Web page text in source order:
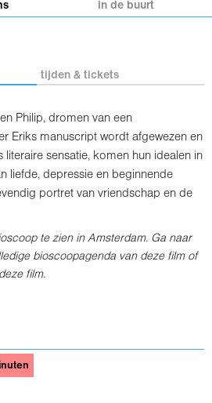
in de buurt
tijden & tickets
Philip, dromen van een
Eriks manuscript wordt afgewezen en
sensatie, komen hun idealen in
liefde, depressie en beginnende
portret van vriendschap en de
te zien in Amsterdam. Ga naar
bioscoopagenda van deze film of
film.